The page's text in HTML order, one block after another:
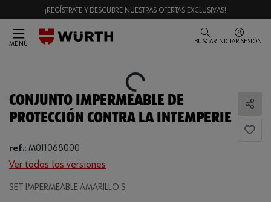
¡REGÍSTRATE Y DESCUBRE NUESTRAS OFERTAS EXCLUSIVAS!
MENÚ BUSCAR INICIAR SESIÓN
Loading...
CONJUNTO IMPERMEABLE DE
PROTECCIÓN CONTRA LA INTEMPERIE
ref.: M011068000
Ver todas las versiones
SET IMPERMEABLE AMARILLO S